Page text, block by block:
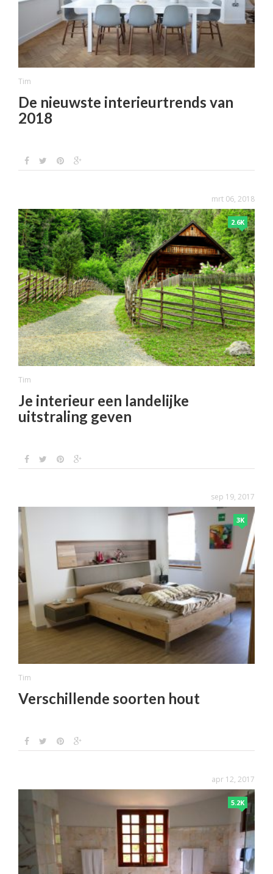
Tim
De nieuwste interieurtrends van
2018
mrt 06, 2018
2.6K
Tim
Je interieur een landelijke
uitstraling geven
sep 19, 2017
3K
Tim
Verschillende soorten hout
apr 12, 2017
5.2K